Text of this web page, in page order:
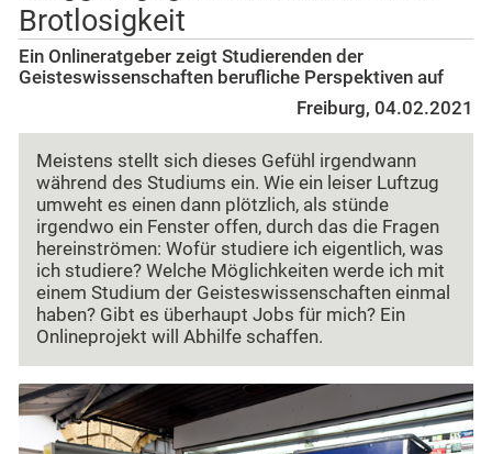
Brotlosigkeit
Ein Onlineratgeber zeigt Studierenden der
Geisteswissenschaften berufliche Perspektiven auf
Freiburg, 04.02.2021
Meistens stellt sich dieses Gefühl irgendwann
während des Studiums ein. Wie ein leiser Luftzug
umweht es einen dann plötzlich, als stünde
irgendwo ein Fenster offen, durch das die Fragen
hereinströmen: Wofür studiere ich eigentlich, was
ich studiere? Welche Möglichkeiten werde ich mit
einem Studium der Geisteswissenschaften einmal
haben? Gibt es überhaupt Jobs für mich? Ein
Onlineprojekt will Abhilfe schaffen.